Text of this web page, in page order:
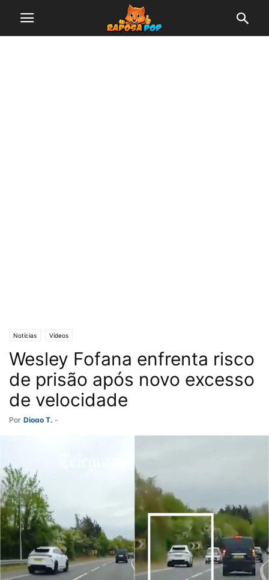
Notícias Vídeos
Wesley Fofana enfrenta risco
de prisão após novo excesso
de velocidade
Por Diogo T. -